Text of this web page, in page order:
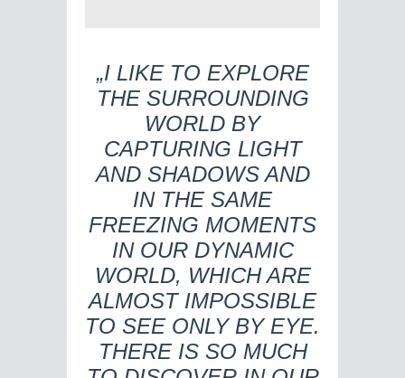
„I LIKE TO EXPLORE
THE SURROUNDING
WORLD BY
CAPTURING LIGHT
AND SHADOWS AND
IN THE SAME
FREEZING MOMENTS
IN OUR DYNAMIC
WORLD, WHICH ARE
ALMOST IMPOSSIBLE
TO SEE ONLY BY EYE.
THERE IS SO MUCH